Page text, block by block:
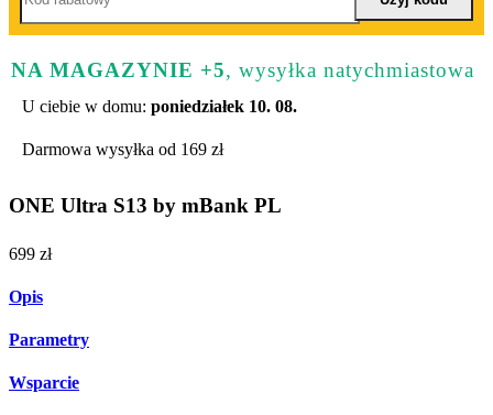
NA MAGAZYNIE +5, wysyłka natychmiastowa
U ciebie w domu: poniedziałek 10. 08.
Darmowa wysyłka od 169 zł
ONE Ultra S13 by mBank PL
699 zł
Opis
Parametry
Wsparcie